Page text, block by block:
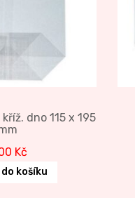
dno 115 x 195
Kč
košíku